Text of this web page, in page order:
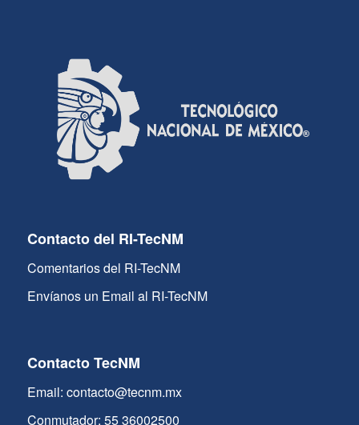
Contacto del RI-TecNM
Comentarios del RI-TecNM
Envíanos un Email al RI-TecNM
Contacto TecNM
Email: contacto@tecnm.mx
Conmutador: 55 36002500